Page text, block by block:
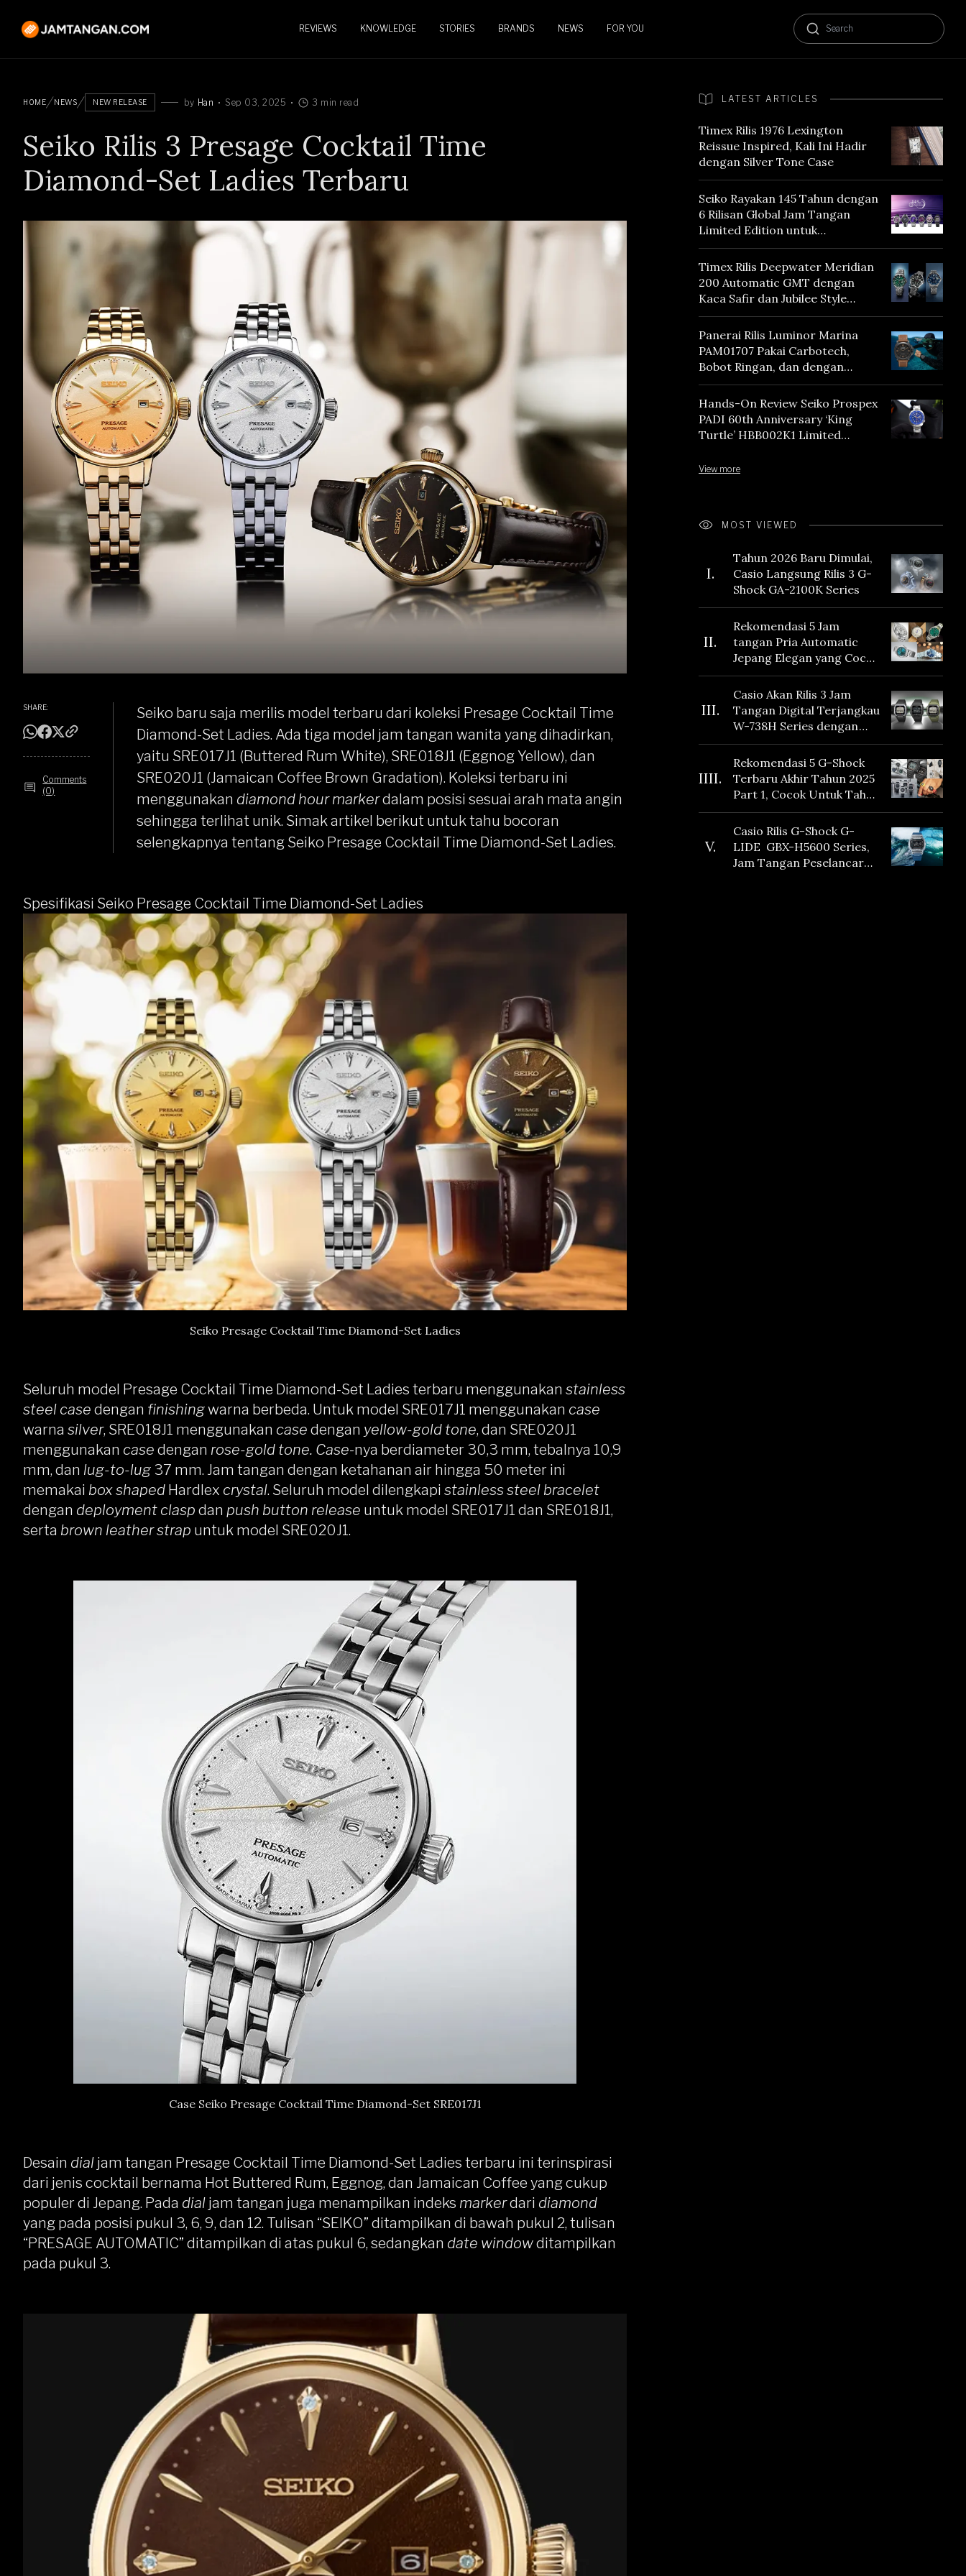
REVIEWS KNOWLEDGE STORIES BRANDS NEWS FOR YOU
HOME NEWS NEW RELEASE by Han Sep 03, 2025 3 min read
Seiko Rilis 3 Presage Cocktail Time
Diamond-Set Ladies Terbaru
SHARE:
Comments
(0)
Seiko baru saja merilis model terbaru dari koleksi Presage Cocktail Time
Diamond-Set Ladies. Ada tiga model jam tangan wanita yang dihadirkan,
yaitu SRE017J1 (Buttered Rum White), SRE018J1 (Eggnog Yellow), dan
SRE020J1 (Jamaican Coffee Brown Gradation). Koleksi terbaru ini
menggunakan diamond hour markerdalam posisi sesuai arah mata angin
sehingga terlihat unik. Simak artikel berikut untuk tahu bocoran
selengkapnya tentang Seiko Presage Cocktail Time Diamond-Set Ladies.
Spesifikasi Seiko Presage Cocktail Time Diamond-Set Ladies
Seiko Presage Cocktail Time Diamond-Set Ladies
Seluruh model Presage Cocktail Time Diamond-Set Ladies terbaru menggunakan stainless
steel case dengan finishingwarna berbeda. Untuk model SRE017J1 menggunakan case
warna silver, SRE018J1 menggunakan case dengan yellow-gold tone, dan SRE020J1
menggunakan case dengan rose-gold tone. Case-nya berdiameter 30,3 mm, tebalnya 10,9
mm, dan lug-to-lug 37 mm. Jam tangan dengan ketahanan air hingga 50 meter ini
memakai box shaped Hardlex crystal. Seluruh model dilengkapi stainless steel bracelet
dengan deployment clasp dan push button release untuk model SRE017J1 dan SRE018J1,
serta brown leather strap untuk model SRE020J1.
Case Seiko Presage Cocktail Time Diamond-Set SRE017J1
Desain dial jam tangan Presage Cocktail Time Diamond-Set Ladies terbaru ini terinspirasi
dari jenis cocktail bernama Hot Buttered Rum, Eggnog, dan Jamaican Coffee yang cukup
populer di Jepang. Pada dial jam tangan juga menampilkan indeks markerdari diamond
yang pada posisi pukul 3, 6, 9, dan 12. Tulisan “SEIKO” ditampilkan di bawah pukul 2, tulisan
“PRESAGE AUTOMATIC” ditampilkan di atas pukul 6, sedangkan date windowditampilkan
pada pukul 3.
LATEST ARTICLES
Timex Rilis 1976 Lexington
Reissue Inspired, Kali Ini Hadir
dengan Silver Tone Case
Seiko Rayakan 145 Tahun dengan
6 Rilisan Global Jam Tangan
Limited Edition untuk
Menghormati Edo Purple,
Warna yang Mencerminkan
Warisan Tokyo
Timex Rilis Deepwater Meridian
200 Automatic GMT dengan
Kaca Safir dan Jubilee Style
Bracelet
Panerai Rilis Luminor Marina
PAM01707 Pakai Carbotech,
Bobot Ringan, dan dengan
Vintage Vibes
Hands-On Review Seiko Prospex
PADI 60th Anniversary ‘King
Turtle’ HBB002K1 Limited
View more
MOST VIEWED
I.
Tahun 2026 Baru Dimulai,
Casio Langsung Rilis 3 G-
Shock GA-2100K Series
II.
Rekomendasi 5 Jam
tangan Pria Automatic
Jepang Elegan yang Cocok
Dikoleksi di 2026
III.
Casio Akan Rilis 3 Jam
Tangan Digital Terjangkau
W-738H Series dengan
Masa Baterai 10 Tahun
dan Fitur Vibration
IIII.
Rekomendasi 5 G-Shock
Terbaru Akhir Tahun 2025
Part 1, Cocok Untuk Tahun
Baru!
V.
Casio Rilis G-Shock G-
LIDE GBX-H5600 Series,
Jam Tangan Peselancar